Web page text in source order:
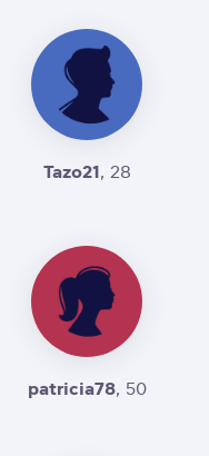
Tazo21, 28
patricia78, 50